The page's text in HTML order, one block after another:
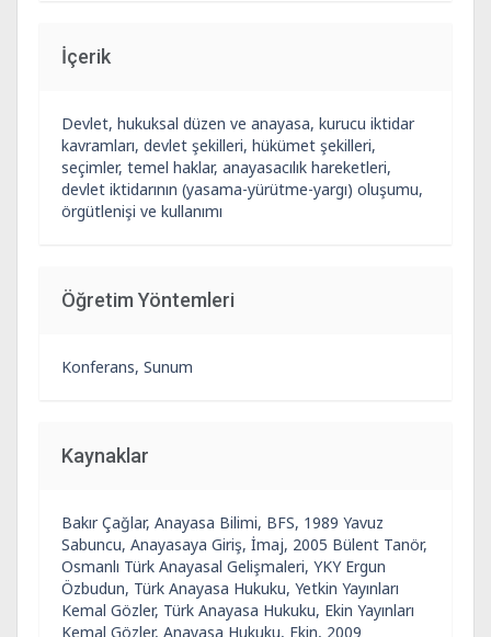
İçerik
Devlet, hukuksal düzen ve anayasa, kurucu iktidar
kavramları, devlet şekilleri, hükümet şekilleri,
seçimler, temel haklar, anayasacılık hareketleri,
devlet iktidarının (yasama-yürütme-yargı) oluşumu,
örgütlenişi ve kullanımı
Öğretim Yöntemleri
Konferans, Sunum
Kaynaklar
Bakır Çağlar, Anayasa Bilimi, BFS, 1989 Yavuz
Sabuncu, Anayasaya Giriş, İmaj, 2005 Bülent Tanör,
Osmanlı Türk Anayasal Gelişmaleri, YKY Ergun
Özbudun, Türk Anayasa Hukuku, Yetkin Yayınları
Kemal Gözler, Türk Anayasa Hukuku, Ekin Yayınları
Kemal Gözler, Anayasa Hukuku, Ekin, 2009